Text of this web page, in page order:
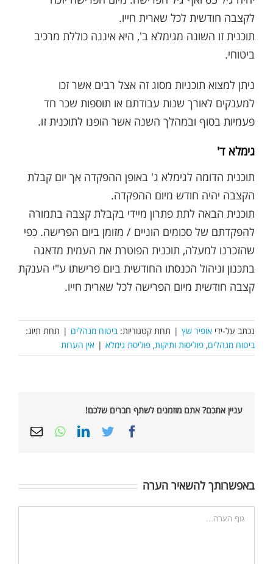
לקצבה חודשית לכל שארית חייו.
תוכנית זו השונה מגימלא ב', היא איננה כוללת מרכיב
ביטוחי.
ניתן למצוא תוכניות מסוג זה אצל רבים אשר זכו
למענקים לאורך שנות עבודתם או תוספות שכר חד
פעמיות בסוף ובמהלך השנה אשר הופנו לתוכנית זו.
גימלא ד'
תוכנית הדומה לגימלא ג' באופן ההפקדה אך יום קבלת
הקצבה יהיה חודש מיום ההפקדה.
תוכנית הבאה לתת פתרון מיידי בקבלת קצבה בתמורה
להפקדתם של סכומים הוניים / מזומן ביום הפרישה. כפי
שהזכרנו למעלה, תוכנית הפוטרת את העמית מדאגה
בתכנון וניהול הכנסתו החודשית ביום פרישתו ע"י הענקת
קצבה חודשית מיום הפרישה לכל שארית חייו.
נכתב על-ידי אופיר שץ | תחת קטגוריות:ביטוח מנהלים | תחת תיוג:
ביטוח מנהלים, פוליסות ותיקות, פוליסת גימלא | אין הערות
עניין אתכם? אתם מוזמנים לשתף חברים שלכם!
Facebook
Twitter
LinkedIn
Whatsapp
Email
באפשרותך להשאיר הערה
הערה